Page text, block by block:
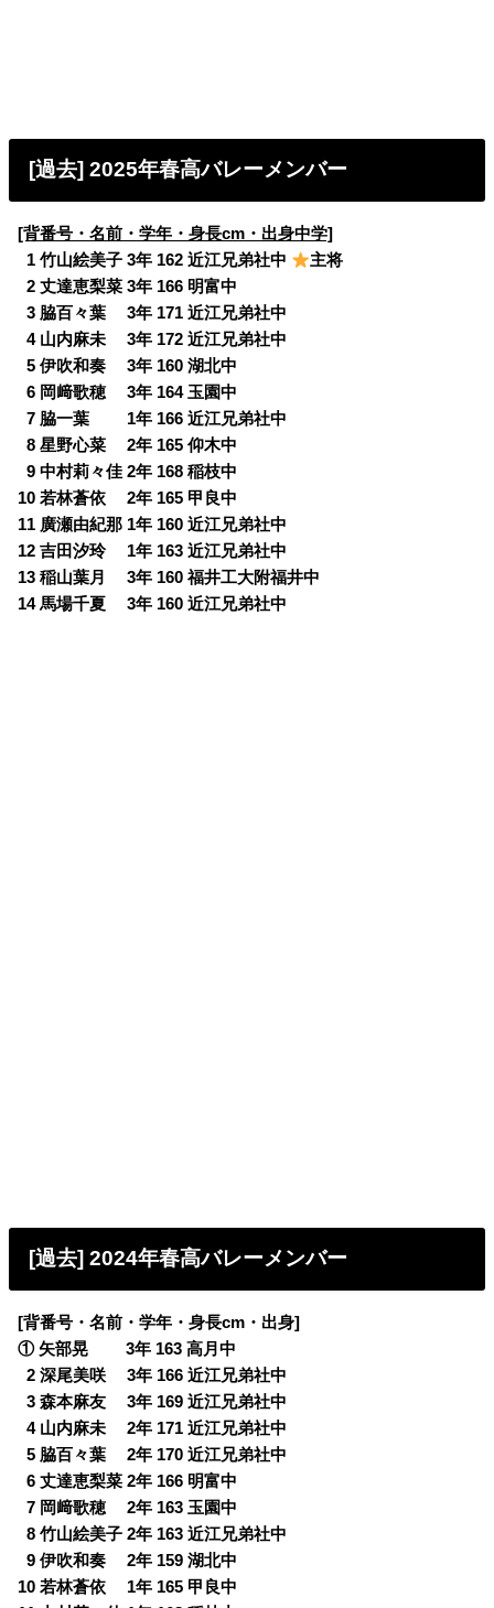
[過去] 2025年春高バレーメンバー
[背番号・名前・学年・身長cm・出身中学]
1 竹山絵美子 3年 162 近江兄弟社中
主将
02 丈達恵梨菜 3年 166 明富中
03 脇百々葉 3年 171 近江兄弟社中
04 山内麻未 3年 172 近江兄弟社中
05 伊吹和奏 3年 160 湖北中
06 岡﨑歌穂 3年 164 玉園中
07 脇一葉 1年 166 近江兄弟社中
08 星野心菜 2年 165 仰木中
09 中村莉々佳 2年 168 稲枝中
10 若林蒼依 2年 165 甲良中
11 廣瀬由紀那 1年 160 近江兄弟社中
12 吉田汐玲 1年 163 近江兄弟社中
13 稲山葉月 3年 160 福井工大附福井中
14 馬場千夏 3年 160 近江兄弟社中
[過去] 2024年春高バレーメンバー
[背番号・名前・学年・身長cm・出身]
① 矢部晃 3年 163 高月中
02 深尾美咲 3年 166 近江兄弟社中
03 森本麻友 3年 169 近江兄弟社中
04 山内麻未 2年 171 近江兄弟社中
05 脇百々葉 2年 170 近江兄弟社中
06 丈達恵梨菜 2年 166 明富中
07 岡﨑歌穂 2年 163 玉園中
08 竹山絵美子 2年 163 近江兄弟社中
09 伊吹和奏 2年 159 湖北中
10 若林蒼依 1年 165 甲良中